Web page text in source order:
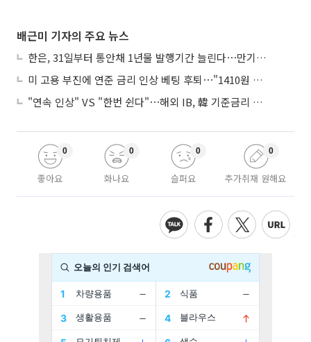
배근미 기자의 주요 뉴스
한은, 31일부터 통안채 1년물 발행기간 늘린다⋯만기별 지표종목도 도입
미 고용 부진에 연준 금리 인상 베팅 후퇴⋯"1410원 밑돌 듯"
"연속 인상" VS "한번 쉰다"⋯해외 IB, 韓 기준금리 두고 '견해 차' 팽팽
좋아요
0
화나요
0
슬퍼요
0
추가취재 원해요
0